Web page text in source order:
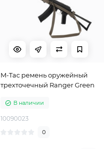
M-Tac ремень оружейный
трехточечный Ranger Green
В наличии
10090023
0